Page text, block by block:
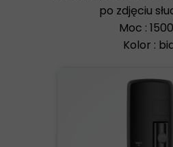
po zdjęciu
Moc :
Kolor :